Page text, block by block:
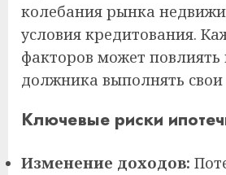
колебания рынка
условия кредитования.
факторов может повлиять
должника выполнять свои
Ключевые риски
Изменение доходов: